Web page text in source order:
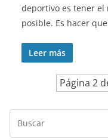
deportivo es tener el
posible. Es hacer que
Leer más
Página 2